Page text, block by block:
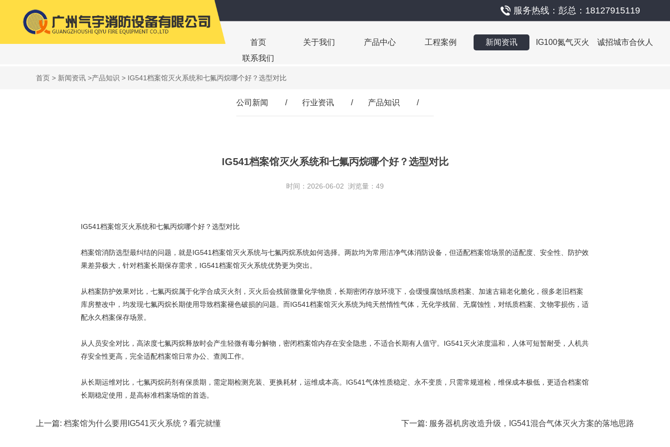
服务热线：彭总：18127915119
首页 关于我们 产品中心 工程案例 新闻资讯 IG100氮气灭火
诚招城市合伙人
联系我们
首页 > 新闻资讯 >产品知识 > IG541档案馆灭火系统和七氟丙烷哪个好？选型对比
公司新闻 / 行业资讯 / 产品知识 /
IG541档案馆灭火系统和七氟丙烷哪个好？选型对比
时间：2026-06-02 浏览量：49
IG541档案馆灭火系统和七氟丙烷哪个好？选型对比
档案馆消防选型最纠结的问题，就是IG541档案馆灭火系统与七氟丙烷系统如何选择。两款均为常用洁净气体消防设备，但适配档案馆场景的适配度、安全性、防护效
果差异极大，针对档案长期保存需求，IG541档案馆灭火系统优势更为突出。
从档案防护效果对比，七氟丙烷属于化学合成灭火剂，灭火后会残留微量化学物质，长期密闭存放环境下，会缓慢腐蚀纸质档案、加速古籍老化脆化，很多老旧档案
库房整改中，均发现七氟丙烷长期使用导致档案褪色破损的问题。而IG541档案馆灭火系统为纯天然惰性气体，无化学残留、无腐蚀性，对纸质档案、文物零损伤，适
配永久档案保存场景。
从人员安全对比，高浓度七氟丙烷释放时会产生轻微有毒分解物，密闭档案馆内存在安全隐患，不适合长期有人值守。IG541灭火浓度温和，人体可短暂耐受，人机共
存安全性更高，完全适配档案馆日常办公、查阅工作。
从长期运维对比，七氟丙烷药剂有保质期，需定期检测充装、更换耗材，运维成本高。IG541气体性质稳定、永不变质，只需常规巡检，维保成本极低，更适合档案馆
长期稳定使用，是高标准档案场馆的首选。
上一篇: 档案馆为什么要用IG541灭火系统？看完就懂 下一篇: 服务器机房改造升级，IG541混合气体灭火方案的落地思路